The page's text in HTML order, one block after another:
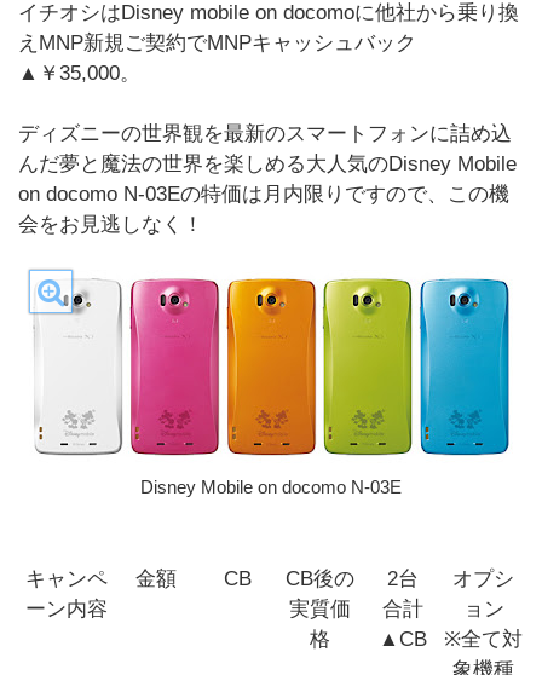
イチオシはDisney mobile on docomoに他社から乗り換
えMNP新規ご契約でMNPキャッシュバック
▲￥35,000。
ディズニーの世界観を最新のスマートフォンに詰め込
んだ夢と魔法の世界を楽しめる大人気のDisney Mobile
on docomo N-03Eの特価は月内限りですので、この機
会をお見逃しなく！
Disney Mobile on docomo N-03E
キャンペ
ーン内容
金額 CB
CB後の
実質価
格
2台
合計
▲CB
オプシ
ョン
※全て対
象機種